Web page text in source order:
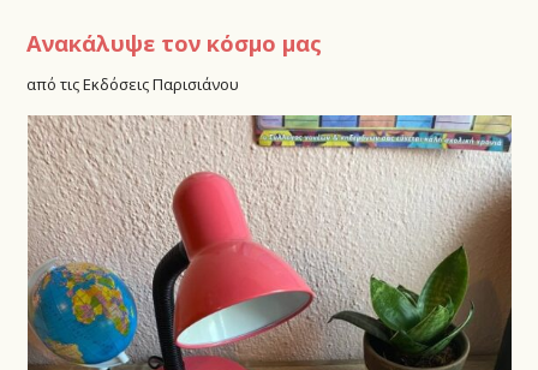
Ανακάλυψε τον κόσμο μας
από τις Εκδόσεις Παρισιάνου